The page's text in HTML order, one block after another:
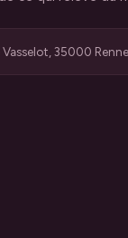
Vasselot, 35000